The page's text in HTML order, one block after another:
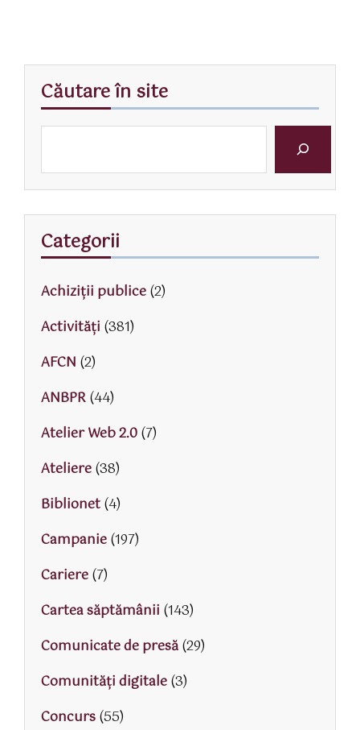
Căutare în site
Categorii
Achiziții publice(2)
Activităţi (381)
AFCN (2)
ANBPR(44)
Atelier Web 2.0(7)
Ateliere(38)
Biblionet(4)
Campanie(197)
Cariere(7)
Cartea săptămânii (143)
Comunicate de presă(29)
Comunități digitale(3)
Concurs(55)